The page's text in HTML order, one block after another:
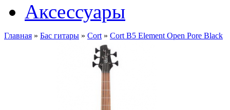
Аксессуары
Главная » Бас гитары » Cort » Cort B5 Element Open Pore Black